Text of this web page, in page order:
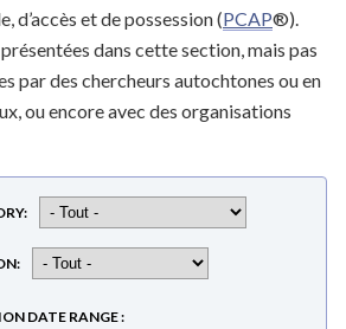
d’accès et de possession (PCAP®).
dans cette section, mais pas
par des chercheurs autochtones ou en
ou encore avec des organisations
DATE RANGE